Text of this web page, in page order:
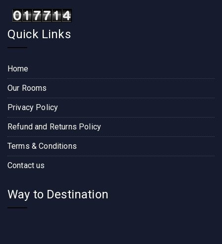
Quick Links
Home
Our Rooms
Privacy Policy
Refund and Returns Policy
Terms & Conditions
Contact us
Way to Destination